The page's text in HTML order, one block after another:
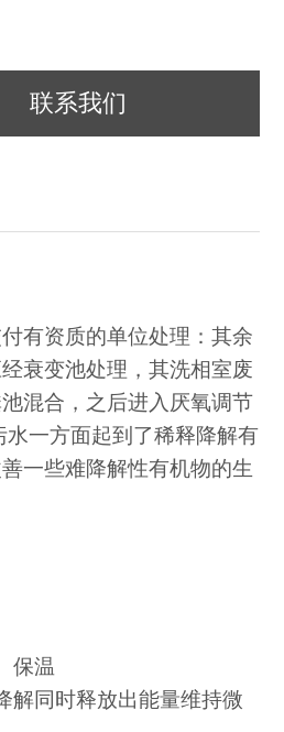
联系我们
有资质的单位处理：其余
衰变池处理，其洗相室废
混合，之后进入厌氧调节
一方面起到了稀释降解有
一些难降解性有机物的生
保温
解同时释放出能量维持微